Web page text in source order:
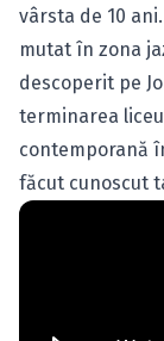
vârsta de 10
mutat în zona
descoperit pe
terminarea
contemporană
făcut cunoscut